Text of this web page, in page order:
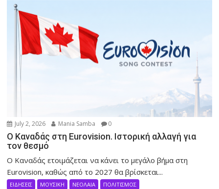
July 2, 2026 Mania Samba 0
O Καναδάς στη Eurovision. Ιστορική αλλαγή για
τον θεσμό
Ο Καναδάς ετοιμάζεται να κάνει το μεγάλο βήμα στη
Eurovision, καθώς από το 2027 θα βρίσκεται...
ΕΙΔΗΣΕΙΣ ΜΟΥΣΙΚΗ ΝΕΟΛΑΙΑ ΠΟΛΙΤΙΣΜΟΣ